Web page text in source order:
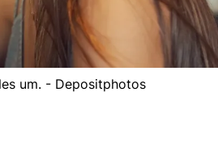
um. - Depositphotos